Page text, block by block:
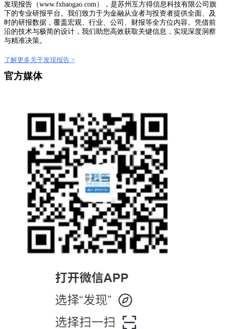
发现报告（www.fxbaogao.com），是苏州互方得信息科技有限公司旗
下的专业研报平台。我们致力于为金融从业者与投资者提供全面、及
时的研报数据，覆盖宏观、行业、公司、财报等全方位内容。凭借前
沿的技术与极简的设计，我们助您高效获取关键信息，实现深度洞察
与精准决策。
了解更多关于发现报告 >
官方媒体